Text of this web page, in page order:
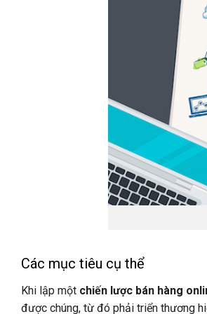
Các mục tiêu cụ thể
Khi lập một chiến lược bán hàng
được chúng, từ đó phải triển thương